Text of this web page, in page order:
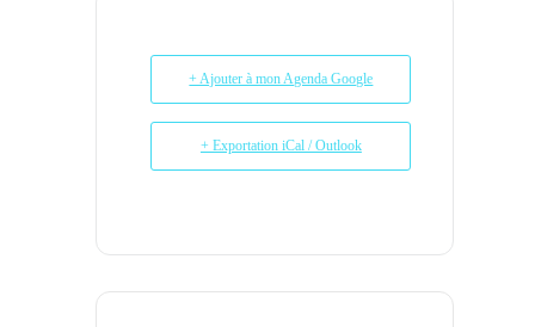
+ Ajouter à mon Agenda Google
+ Exportation iCal / Outlook